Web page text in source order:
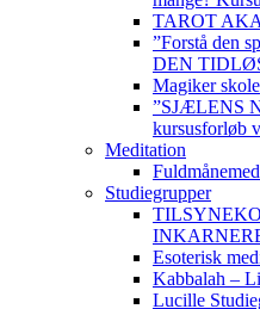
TAROT
”Forstå den
DEN
Magiker skole
”SJÆLENS
kursusforløb
Meditation
Studiegrupper
Esoterisk
Kabbalah –
Lucille